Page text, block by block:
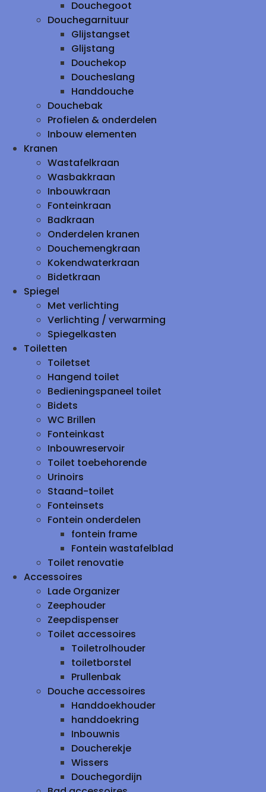
Douchegoot
Douchegarnituur
Glijstangset
Glijstang
Douchekop
Doucheslang
Handdouche
Douchebak
Profielen & onderdelen
Inbouw elementen
Kranen
Wastafelkraan
Wasbakkraan
Inbouwkraan
Fonteinkraan
Badkraan
Onderdelen kranen
Douchemengkraan
Kokendwaterkraan
Bidetkraan
Spiegel
Met verlichting
Verlichting / verwarming
Spiegelkasten
Toiletten
Toiletset
Hangend toilet
Bedieningspaneel toilet
Bidets
WC Brillen
Fonteinkast
Inbouwreservoir
Toilet toebehorende
Urinoirs
Staand-toilet
Fonteinsets
Fontein onderdelen
fontein frame
Fontein wastafelblad
Toilet renovatie
Accessoires
Lade Organizer
Zeephouder
Zeepdispenser
Toilet accessoires
Toiletrolhouder
toiletborstel
Prullenbak
Douche accessoires
Handdoekhouder
handdoekring
Inbouwnis
Doucherekje
Wissers
Douchegordijn